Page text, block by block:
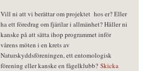
Vill ni att vi berättar om projektet hos er? Eller
ha ett föredrag om fjärilar i allmänhet? Håller ni
kanske på att sätta ihop programmet inför
vårens möten i en krets av
Naturskyddsföreningen, ett entomologisk
förening eller kanske en fågelklubb? Skicka